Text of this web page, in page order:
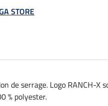
STORE
de serrage. Logo RANCH-X
% polyester.